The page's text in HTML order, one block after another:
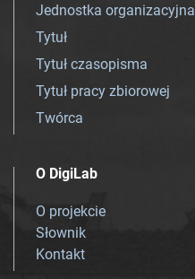
Jednostka organizacyjna
Tytuł
Tytuł czasopisma
Tytuł pracy zbiorowej
Twórca
O DigiLab
O projekcie
Słownik
Kontakt